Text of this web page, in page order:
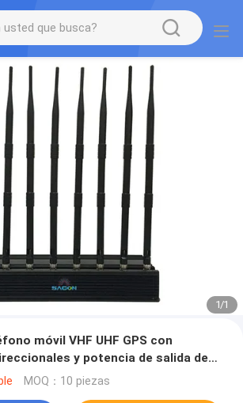
1/1
móvil VHF UHF GPS con
y potencia de salida de
MOQ：10 piezas